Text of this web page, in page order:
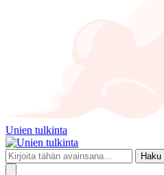
Unien tulkinta
Haku